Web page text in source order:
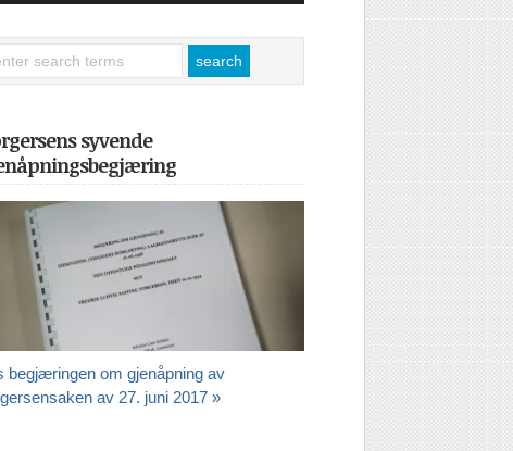
syvende
begjæringen om gjenåpning av
av 27. juni 2017 »